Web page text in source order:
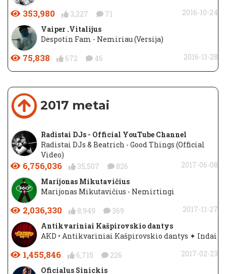
353,980 3,227 71
2016-10-24
Vaiper .Vitalijus
Despotin Fam - Nemiriau (Versija)
75,838 672 46 2016-11-28
2017 metai
Radistai DJs - Official YouTube Channel
Radistai DJs & Beatrich - Good Things (Official
Video)
6,756,036 35,507 826
2017-06-08
Marijonas Mikutavičius
Marijonas Mikutavičius - Nemirtingi
2,036,330 8,949 369
2017-11-27
Antikvariniai Kašpirovskio dantys
AKD • Antikvariniai Kašpirovskio dantys ✦ Indai
1,455,846 6,715 226
2017-02-23
Oficialus Sinickis